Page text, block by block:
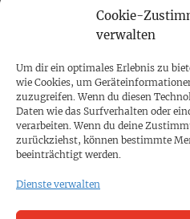
Cookie-
verwalten
Um dir ein optimales Erlebnis zu
wie Cookies, um
zuzugreifen. Wenn du diesen
Daten wie das Surfverhalten oder
verarbeiten. Wenn du deine
zurückziehst, können bestimmte
beeinträchtigt werden.
Dienste verwalten
PROKOMPAKT
Impressum
SPENDEN
Datenschutz
KONTAKT